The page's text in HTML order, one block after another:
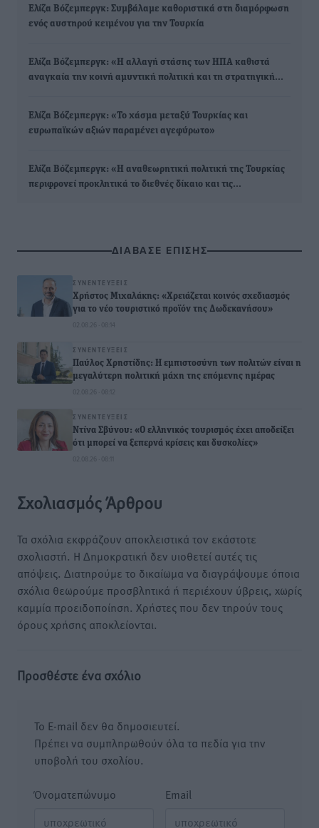
Ελίζα Βόζεμπεργκ: Συμβάλαμε καθοριστικά στη διαμόρφωση
ενός αυστηρού κειμένου για την Τουρκία
Ελίζα Βόζεμπεργκ: «Η αλλαγή στάσης των ΗΠΑ καθιστά
αναγκαία την κοινή αμυντική πολιτική και τη στρατηγική…
Ελίζα Βόζεμπεργκ: «Το χάσμα μεταξύ Τουρκίας και
ευρωπαϊκών αξιών παραμένει αγεφύρωτο»
Ελίζα Βόζεμπεργκ: «Η αναθεωρητική πολιτική της Τουρκίας
περιφρονεί προκλητικά το διεθνές δίκαιο και τις…
ΔΙΑΒΑΣΕ ΕΠΙΣΗΣ
ΣΥΝΕΝΤΕΎΞΕΙΣ
Χρήστος Μιχαλάκης: «Χρειάζεται κοινός σχεδιασμός
για το νέο τουριστικό προϊόν της Δωδεκανήσου»
02.08.26 · 08:14
ΣΥΝΕΝΤΕΎΞΕΙΣ
Παύλος Χρηστίδης: Η εμπιστοσύνη των πολιτών είναι η
μεγαλύτερη πολιτική μάχη της επόμενης ημέρας
02.08.26 · 08:12
ΣΥΝΕΝΤΕΎΞΕΙΣ
Ντίνα Σβύνου: «Ο ελληνικός τουρισμός έχει αποδείξει
ότι μπορεί να ξεπερνά κρίσεις και δυσκολίες»
02.08.26 · 08:11
Σχολιασμός Άρθρου
Τα σχόλια εκφράζουν αποκλειστικά τον εκάστοτε
σχολιαστή. Η Δημοκρατική δεν υιοθετεί αυτές τις
απόψεις. Διατηρούμε το δικαίωμα να διαγράψουμε όποια
σχόλια θεωρούμε προσβλητικά ή περιέχουν ύβρεις, χωρίς
καμμία προειδοποίηση. Χρήστες που δεν τηρούν τους
όρους χρήσης αποκλείονται.
Προσθέστε ένα σχόλιο
Το E-mail δεν θα δημοσιευτεί.
Πρέπει να συμπληρωθούν όλα τα πεδία για την
υποβολή του σχολίου.
Όνοματεπώνυμο Email